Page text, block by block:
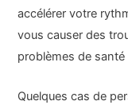
accélérer votre
vous causer des
problèmes de santé
Quelques cas de